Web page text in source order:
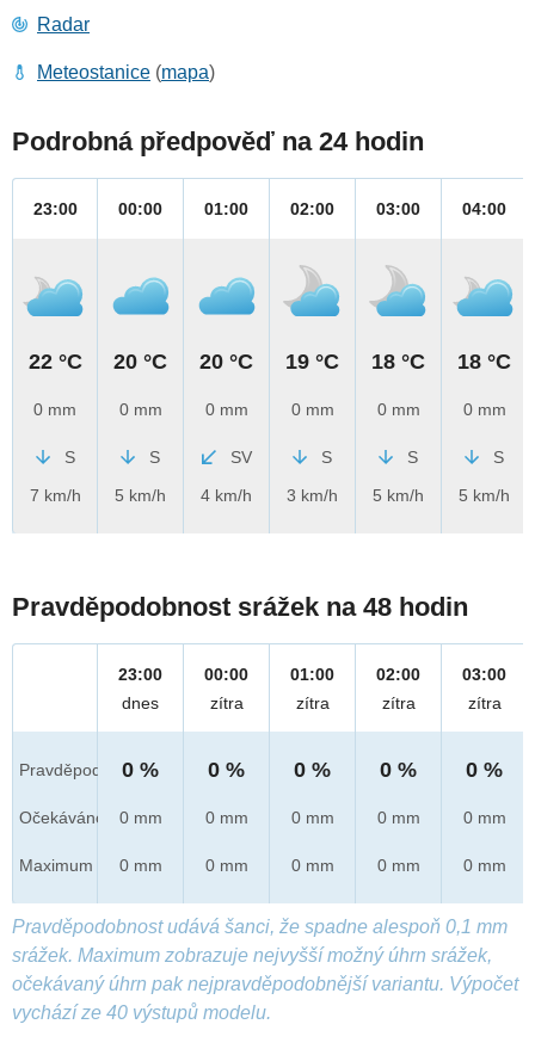
Radar
Meteostanice (mapa)
Podrobná předpověď na 24 hodin
23:00
22 °C
0 mm
S
7 km/h
00:00
20 °C
0 mm
S
5 km/h
01:00
20 °C
0 mm
SV
4 km/h
02:00
19 °C
0 mm
S
3 km/h
03:00
18 °C
0 mm
S
5 km/h
04:00
18 °C
0 mm
S
5 km/h
Pravděpodobnost srážek na 48 hodin
Pravděpod.
Očekáváno
Maximum
23:00
dnes
0 %
0 mm
0 mm
00:00
zítra
0 %
0 mm
0 mm
01:00
zítra
0 %
0 mm
0 mm
02:00
zítra
0 %
0 mm
0 mm
03:00
zítra
0 %
0 mm
0 mm
Pravděpodobnost udává šanci, že spadne alespoň 0,1 mm
srážek. Maximum zobrazuje nejvyšší možný úhrn srážek,
očekávaný úhrn pak nejpravděpodobnější variantu. Výpočet
vychází ze 40 výstupů modelu.